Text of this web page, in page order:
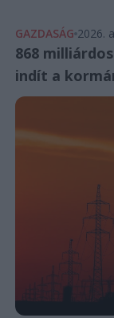
GAZDASÁG 2026.
868
indít a